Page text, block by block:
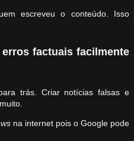
escreveu o conteúdo. Isso
factuais facilmente
trás. Criar notícias falsas e
na internet pois o Google pode